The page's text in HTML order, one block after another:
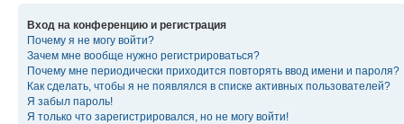
Вход на конференцию и регистрация
Почему я не могу войти?
Зачем мне вообще нужно регистрироваться?
Почему мне периодически приходится повторять ввод имени и пароля?
Как сделать, чтобы я не появлялся в списке активных пользователей?
Я забыл пароль!
Я только что зарегистрировался, но не могу войти!